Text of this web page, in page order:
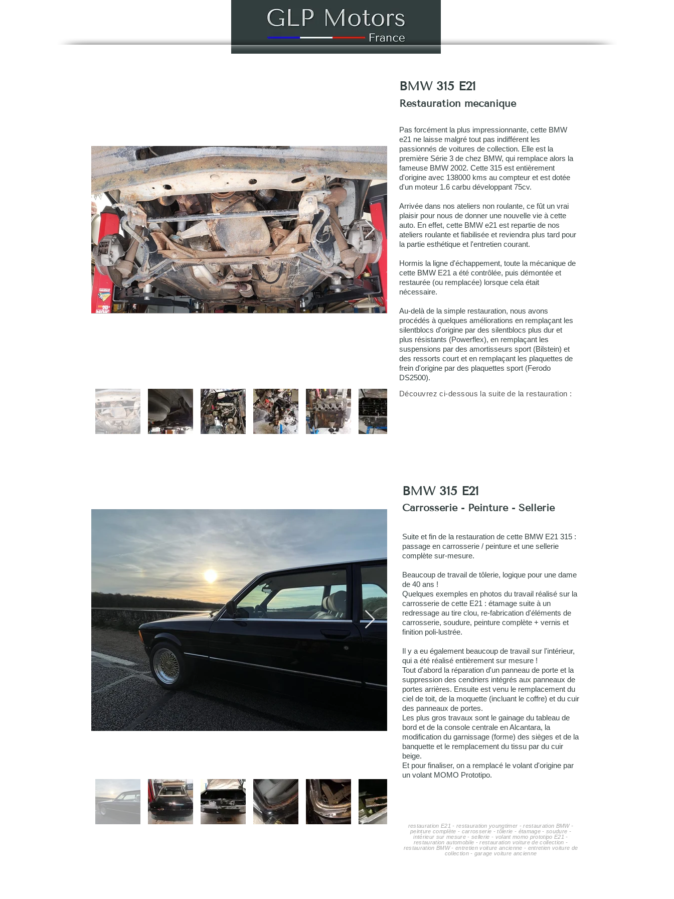
BMW 315 E21
Restauration mécanique
Pas forcément la plus impressionnante, cette BMW
e21 ne laisse malgré tout pas indifférent les
passionnés de voitures de collection. Elle est la
première Série 3 de chez BMW, qui remplace alors la
fameuse BMW 2002. Cette 315 est entièrement
d'origine avec 138000 kms au compteur et est dotée
d'un moteur 1.6 carbu développant 75cv.
Arrivée dans nos ateliers non roulante, ce fût un vrai
plaisir pour nous de donner une nouvelle vie à cette
auto. En effet, cette BMW e21 est repartie de nos
ateliers roulante et fiabilisée et reviendra plus tard pour
la partie esthétique et l'entretien courant.
Hormis la ligne d'échappement, toute la mécanique de
cette BMW E21 a été contrôlée, puis démontée et
restaurée (ou remplacée) lorsque cela était
nécessaire.
Au-delà de la simple restauration, nous avons
procédés à quelques améliorations en remplaçant les
silentblocs d'origine par des silentblocs plus dur et
plus résistants (Powerflex), en remplaçant les
suspensions par des amortisseurs sport (Bilstein) et
des ressorts court et en remplaçant les plaquettes de
frein d'origine par des plaquettes sport (Ferodo
DS2500).
​Découvrez ci-dessous la suite de la restauration :
BMW 315 E21
Carrosserie - Peinture - Sellerie
Suite et fin de la restauration de cette BMW E21 315 :
passage en carrosserie / peinture et une sellerie
complète sur-mesure.
Beaucoup de travail de tôlerie, logique pour une dame
de 40 ans !
Quelques exemples en photos du travail réalisé sur la
carrosserie de cette E21 : étamage suite à un
redressage au tire clou, re-fabrication d'éléments de
carrosserie, soudure, peinture complète + vernis et
finition poli-lustrée.
Il y a eu également beaucoup de travail sur l'intérieur,
qui a été réalisé entièrement sur mesure !
Tout d'abord la réparation d'un panneau de porte et la
suppression des cendriers intégrés aux panneaux de
portes arrières. Ensuite est venu le remplacement du
ciel de toit, de la moquette (incluant le coffre) et du cuir
des panneaux de portes.
Les plus gros travaux sont le gainage du tableau de
bord et de la console centrale en Alcantara, la
modification du garnissage (forme) des sièges et de la
banquette et le remplacement du tissu par du cuir
beige.
Et pour finaliser, on a remplacé le volant d'origine par
un volant MOMO Prototipo.
restauration E21 - restauration youngtimer - restauration BMW -
peinture complète - carrosserie - tôlerie - étamage - soudure -
intérieur sur mesure - sellerie - volant momo prototipo E21 -
restauration automobile - restauration voiture de collection -
restauration BMW - entretien voiture ancienne - entretien voiture de
collection - garage voiture ancienne